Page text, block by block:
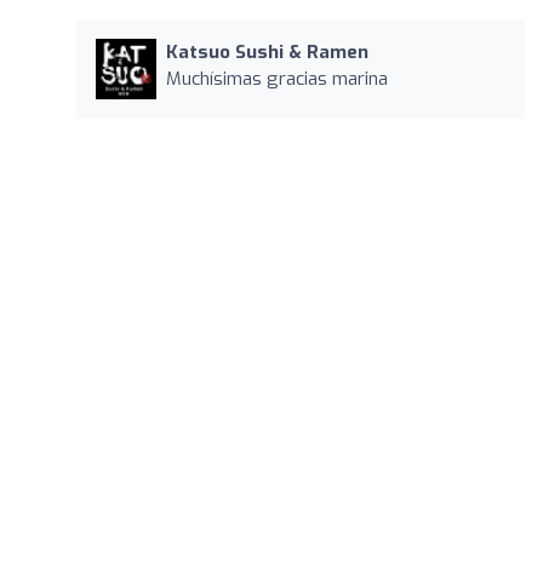
Katsuo Sushi & Ramen
Muchísimas gracias marina